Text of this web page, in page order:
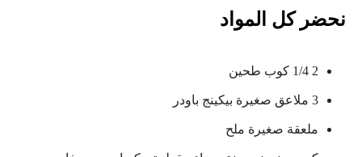
نحضر كل المواد
2 1/4 كوب طحين
3 ملاعق صغيرة بيكينج باودر
ملعقة صغيرة ملح